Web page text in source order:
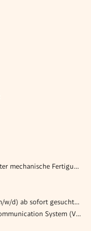
Fertigungstechniker (m/w/d) / Mitarbeiter mechanische Fertigung
Operator Produktion /Bioproduktion (m/w/d) ab sofort gesucht (Schichtarbeit)
Strategic Product Manager - IT Voice Communication System (VCS) (all genders)